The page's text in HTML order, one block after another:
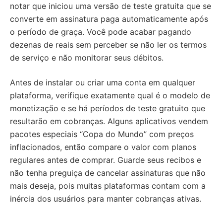
notar que iniciou uma versão de teste gratuita que se
converte em assinatura paga automaticamente após
o período de graça. Você pode acabar pagando
dezenas de reais sem perceber se não ler os termos
de serviço e não monitorar seus débitos.
Antes de instalar ou criar uma conta em qualquer
plataforma, verifique exatamente qual é o modelo de
monetização e se há períodos de teste gratuito que
resultarão em cobranças. Alguns aplicativos vendem
pacotes especiais “Copa do Mundo” com preços
inflacionados, então compare o valor com planos
regulares antes de comprar. Guarde seus recibos e
não tenha preguiça de cancelar assinaturas que não
mais deseja, pois muitas plataformas contam com a
inércia dos usuários para manter cobranças ativas.